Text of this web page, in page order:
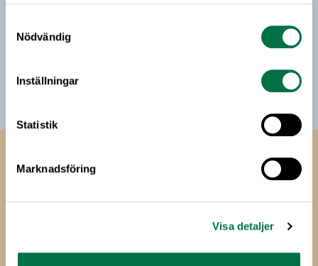
Nödvändig
Inställningar
Statistik
Marknadsföring
Visa detaljer
Jag vill få relevant information från Livsmedelsföretagen
till min inkorg. Livsmedelsföretagen ska inte dela eller
avsluta prenumerationen.
Livsmedels­företagen
Besök: Storgatan 19